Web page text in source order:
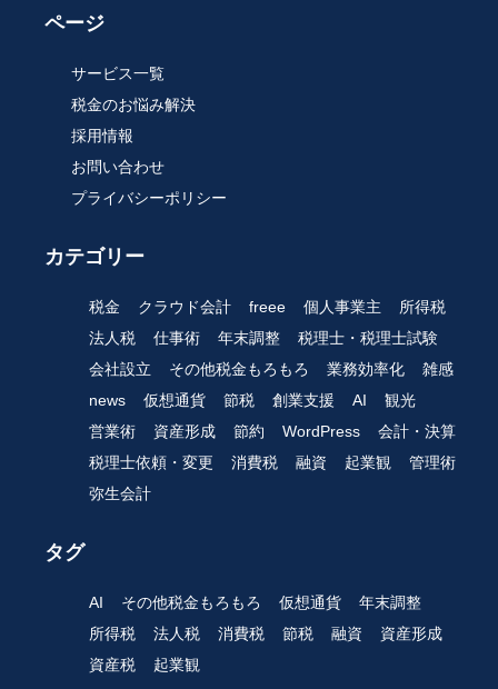
ページ
サービス一覧
税金のお悩み解決
採用情報
お問い合わせ
プライバシーポリシー
カテゴリー
税金 クラウド会計 freee 個人事業主
所得税
法人税
仕事術 年末調整
税理士・税理士試験
会社設立
その他税金もろもろ 業務効率化
雑感
news
仮想通貨 節税 創業支援 AI
観光
営業術
資産形成 節約 WordPress
会計・決算
税理士依頼・変更
消費税 融資 起業観
管理術
弥生会計
タグ
AI その他税金もろもろ 仮想通貨
年末調整
所得税
法人税 消費税 節税 融資
資産形成
資産税
起業観